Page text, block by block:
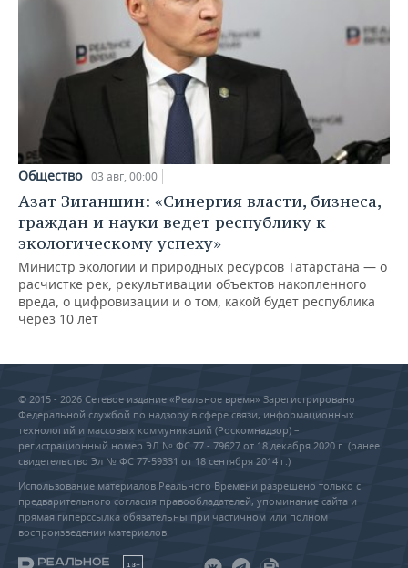
Общество 03 авг, 00:00
Азат Зиганшин: «Синергия власти, бизнеса,
граждан и науки ведет республику к
экологическому успеху»
Министр экологии и природных ресурсов Татарстана — о
расчистке рек, рекультивации объектов накопленного
вреда, о цифровизации и о том, какой будет республика
через 10 лет
© 2015 - 2026 Сетевое издание «Реальное время» Зарегистрировано
Федеральной службой по надзору в сфере связи, информационных
технологий и массовых коммуникаций (Роскомнадзор) –
регистрационный номер ЭЛ № ФС 77 - 79627 от 18 декабря 2020 г. (ранее
свидетельство Эл № ФС 77-59331 от 18 сентября 2014 г.)
Использование материалов Реального Времени разрешено только с
предварительного согласия правообладателей, упоминание сайта и
прямая гиперссылка обязательны при частичном или полном
воспроизведении материалов.
18+